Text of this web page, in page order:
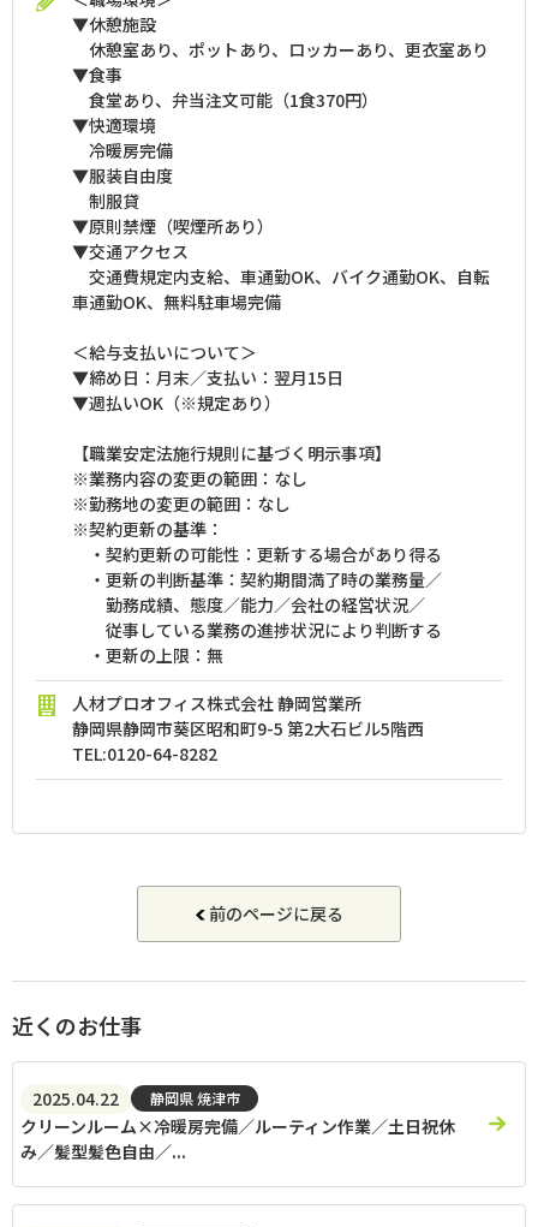
▼休憩施設
休憩室あり、ポットあり、ロッカーあり、更衣室あり
▼食事
食堂あり、弁当注文可能（1食370円）
▼快適環境
冷暖房完備
▼服装自由度
制服貸
▼原則禁煙（喫煙所あり）
▼交通アクセス
交通費規定内支給、車通勤OK、バイク通勤OK、自転
車通勤OK、無料駐車場完備
＜給与支払いについて＞
▼締め日：月末／支払い：翌月15日
▼週払いOK（※規定あり）
【職業安定法施行規則に基づく明示事項】
※業務内容の変更の範囲：なし
※勤務地の変更の範囲：なし
※契約更新の基準：
・契約更新の可能性：更新する場合があり得る
・更新の判断基準：契約期間満了時の業務量／
勤務成績、態度／能力／会社の経営状況／
従事している業務の進捗状況により判断する
・更新の上限：無
人材プロオフィス株式会社 静岡営業所
静岡県静岡市葵区昭和町9-5 第2大石ビル5階西
TEL:0120-64-8282
前のページに戻る
近くのお仕事
2025.04.22 静岡県 焼津市
クリーンルーム×冷暖房完備／ルーティン作業／土日祝休
み／髪型髪色自由／...